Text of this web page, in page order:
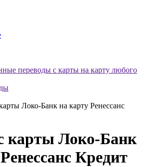
Локо-Банк на карту Ренессанс
карты Локо-Банк
Кредит